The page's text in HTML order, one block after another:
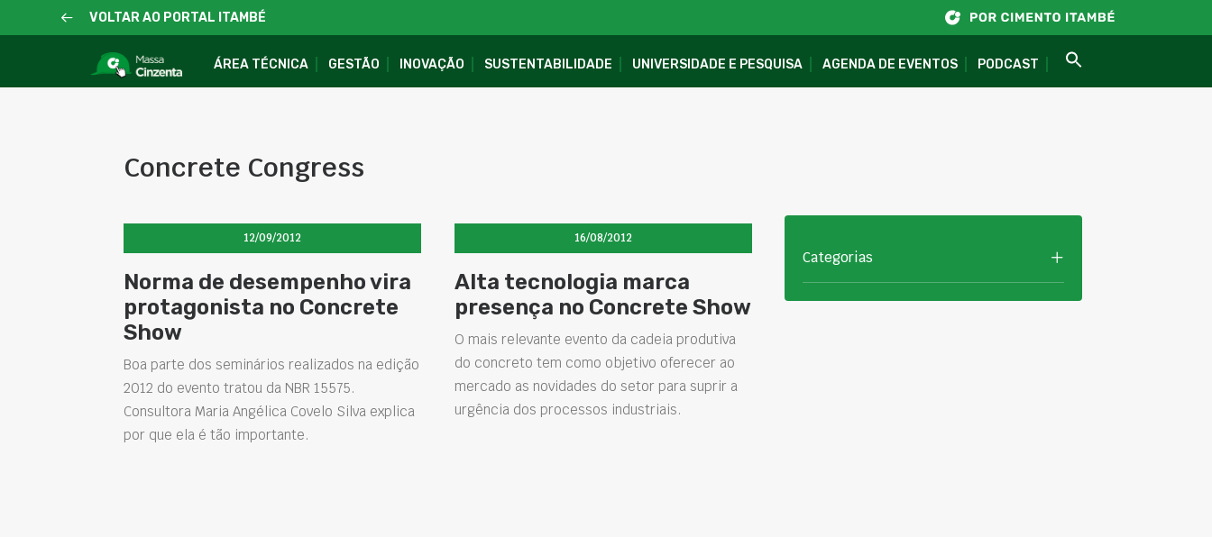
VOLTAR AO PORTAL ITAMBÉ
ÁREA TÉCNICA GESTÃO INOVAÇÃO SUSTENTABILIDADE UNIVERSIDADE E PESQUISA AGENDA DE EVENTOS PODCAST
Concrete Congress
12/09/2012
Norma de desempenho vira
protagonista no Concrete
Show
Boa parte dos seminários realizados na edição
2012 do evento tratou da NBR 15575.
Consultora Maria Angélica Covelo Silva explica
por que ela é tão importante.
16/08/2012
Alta tecnologia marca
presença no Concrete Show
O mais relevante evento da cadeia produtiva
do concreto tem como objetivo oferecer ao
mercado as novidades do setor para suprir a
urgência dos processos industriais.
Categorias